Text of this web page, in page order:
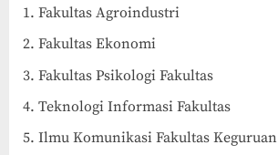
Fakultas Agroindustri
Fakultas Ekonomi
Fakultas Psikologi Fakultas
Teknologi Informasi Fakultas
Ilmu Komunikasi Fakultas Keguruan